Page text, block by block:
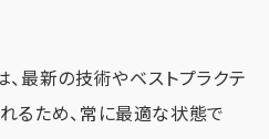
、最新の技術やベストプラクテ
るため、常に最適な状態で